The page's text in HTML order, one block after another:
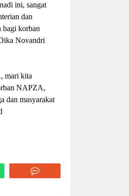
ini, sangat
dan
bagi korban
Novandri
mari kita
NAPZA,
dan masyarakat